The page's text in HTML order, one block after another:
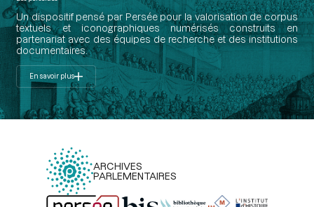
Un dispositif pensé par Persée pour la valorisation de corpus
textuels et iconographiques numérisés construits en
partenariat avec des équipes de recherche et des institutions
documentaires.
En savoir plus
ARCHIVES
PARLEMENTAIRES